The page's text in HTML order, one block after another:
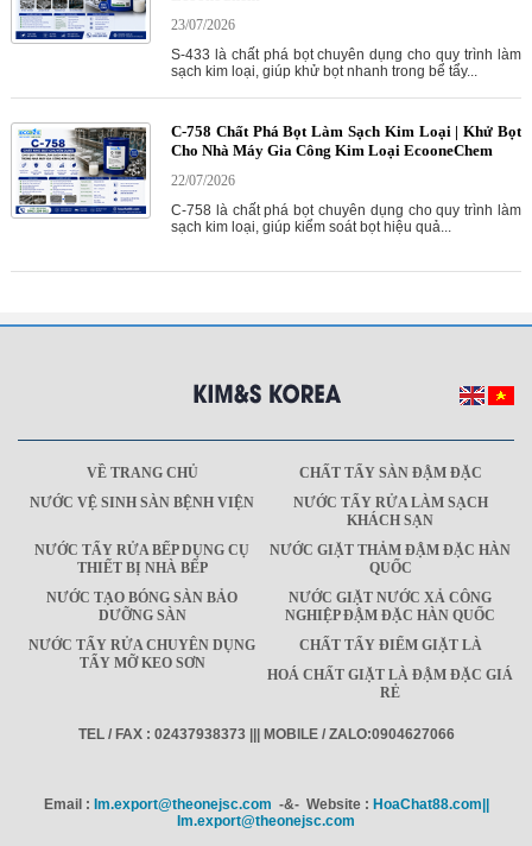
23/07/2026
S-433 là chất phá bọt chuyên dụng cho quy trình làm
sạch kim loại, giúp khử bọt nhanh trong bể tẩy...
C-758 Chất Phá Bọt Làm Sạch Kim Loại | Khử Bọt
Cho Nhà Máy Gia Công Kim Loại EcooneChem
22/07/2026
C-758 là chất phá bọt chuyên dụng cho quy trình làm
sạch kim loại, giúp kiểm soát bọt hiệu quả...
VỀ TRANG CHỦ
CHẤT TẨY SÀN ĐẬM ĐẶC
NƯỚC VỆ SINH SÀN BỆNH VIỆN
NƯỚC TẨY RỬA LÀM SẠCH
KHÁCH SẠN
NƯỚC TẨY RỬA BẾP DỤNG CỤ
THIẾT BỊ NHÀ BẾP
NƯỚC GIẶT THẢM ĐẬM ĐẶC HÀN
QUỐC
NƯỚC TẠO BÓNG SÀN BẢO
DƯỠNG SÀN
NƯỚC GIẶT NƯỚC XẢ CÔNG
NGHIỆP ĐẬM ĐẶC HÀN QUỐC
NƯỚC TẨY RỬA CHUYÊN DỤNG
TẨY MỠ KEO SƠN
CHẤT TẨY ĐIỂM GIẶT LÀ
HOÁ CHẤT GIẶT LÀ ĐẬM ĐẶC GIÁ
RẺ
TEL / FAX : 02437938373 ||| MOBILE / ZALO:0904627066
Email : Im.export@theonejsc.com -&- Website : HoaChat88.com||
Im.export@theonejsc.com